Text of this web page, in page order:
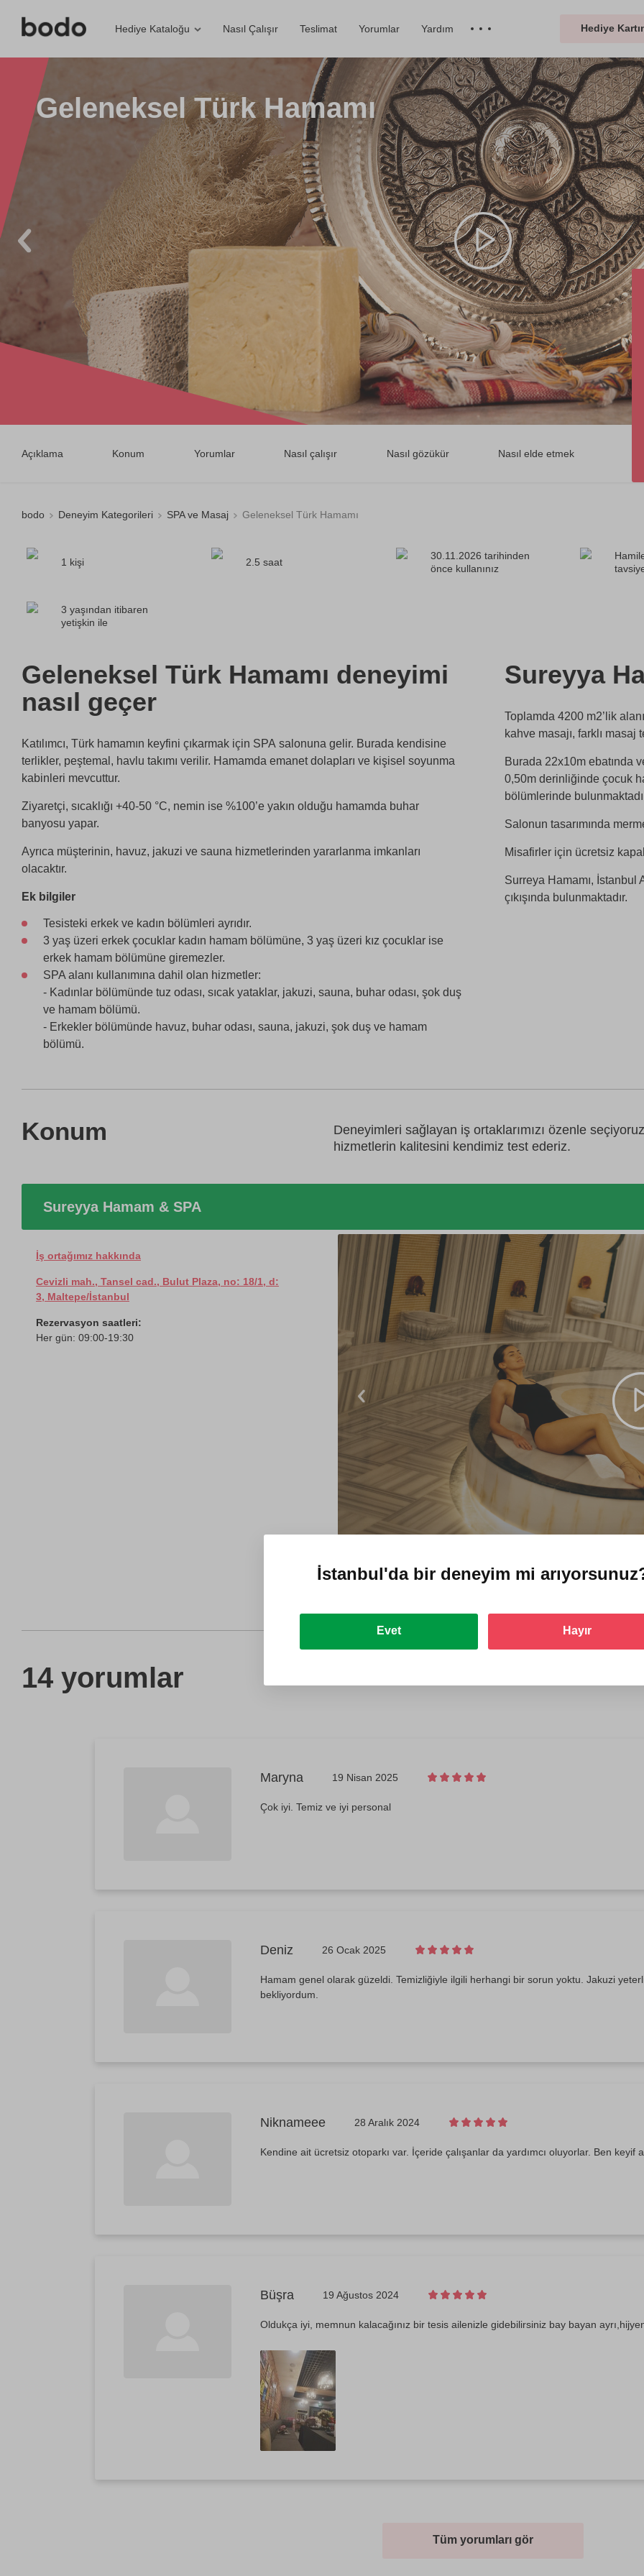
Hediye Kataloğu Nasıl Çalışır Teslimat Yorumlar Yardım Hediye
Geleneksel Türk Hamamı
Açıklama Konum Yorumlar Nasıl çalışır Nasıl gözükür Nasıl elde etmek
bodo Deneyim Kategorileri SPA ve Masaj Geleneksel Türk Hamamı
1 kişi 2.5 saat
30.11.2026 tarihinden
önce kullanınız
3 yaşından itibaren
yetişkin ile
Geleneksel Türk Hamamı deneyimi
nasıl geçer
Katılımcı, Türk hamamın keyfini çıkarmak için SPA salonuna gelir. Burada kendisine
terlikler, peştemal, havlu takımı verilir. Hamamda emanet dolapları ve kişisel soyunma
kabinleri mevcuttur.
Ziyaretçi, sıcaklığı +40-50 °С, nemin ise %100’e yakın olduğu hamamda buhar
banyosu yapar.
Ayrıca müşterinin, havuz, jakuzi ve sauna hizmetlerinden yararlanma imkanları
olacaktır.
Ek bilgiler
Tesisteki erkek ve kadın bölümleri ayrıdır.
3 yaş üzeri erkek çocuklar kadın hamam bölümüne, 3 yaş üzeri kız çocuklar ise
erkek hamam bölümüne giremezler.
SPA alanı kullanımına dahil olan hizmetler:
- Kadınlar bölümünde tuz odası, sıcak yataklar, jakuzi, sauna, buhar odası, şok duş
ve hamam bölümü.
- Erkekler bölümünde havuz, buhar odası, sauna, jakuzi, şok duş ve hamam
bölümü.
Sureyya
Toplamda 4200 m2’lik
kahve masajı, farklı
Burada 22x10m ebatında
0,50m derinliğinde çocuk
bölümlerinde
Salonun tasarımında
Misafirler için ücretsiz
Surreya Hamamı, İstanbul
çıkışında bulunmaktadır.
Konum
Deneyimleri sağlayan iş ortaklarımızı özenle
hizmetlerin kalitesini kendimiz test ederiz.
Sureyya Hamam & SPA
İş ortağımız hakkında
Cevizli mah., Tansel cad., Bulut Plaza, no: 18/1, d:
3, Maltepe/İstanbul
Rezervasyon saatleri:
Her gün: 09:00-19:30
14 yorumlar
Maryna 19 Nisan 2025
Çok iyi. Temiz ve iyi personal
Deniz 26 Ocak 2025
Hamam genel olarak güzeldi. Temizliğiyle ilgili herhangi bir sorun yoktu. Jakuzi
bekliyordum.
Niknameee 28 Aralık 2024
Kendine ait ücretsiz otoparkı var. İçeride çalışanlar da yardımcı oluyorlar. Ben keyif
Büşra 19 Ağustos 2024
Oldukça iyi, memnun kalacağınız bir tesis ailenizle gidebilirsiniz bay bayan
Tüm yorumları gör
İstanbul'dabir deneyim mi
Evet Hayır